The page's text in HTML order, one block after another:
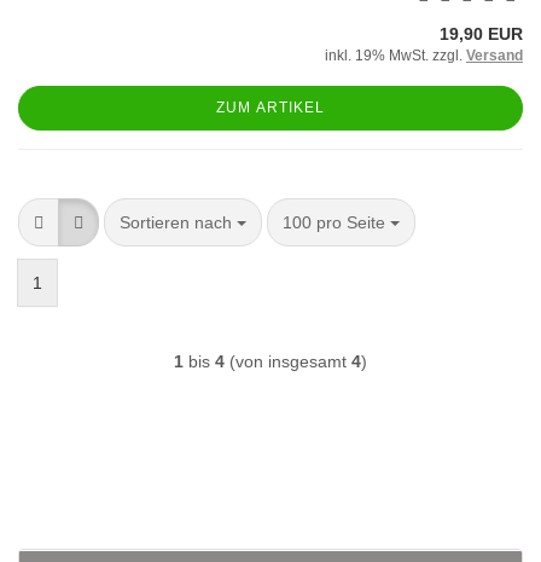
19,90 EUR
inkl. 19% MwSt. zzgl. Versand
ZUM ARTIKEL
Sortieren nach
Sortieren nach 100 pro Seite
pro Seite
1
1 bis 4 (von insgesamt 4)